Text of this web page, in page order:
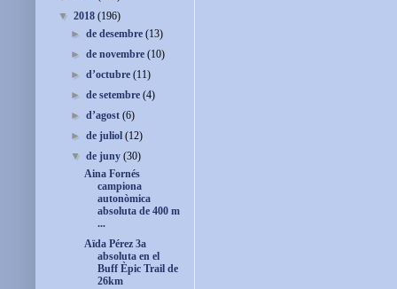
▼ 2018 (196)
►de desembre(13)
►de novembre(10)
►d’octubre(11)
►de setembre(4)
►d’agost(6)
►de juliol(12)
▼de juny(30)
Aina Fornés
campiona
autonòmica
absoluta de 400 m
...
Aïda Pérez 3a
absoluta en el
Buff Èpic Trail de
26km